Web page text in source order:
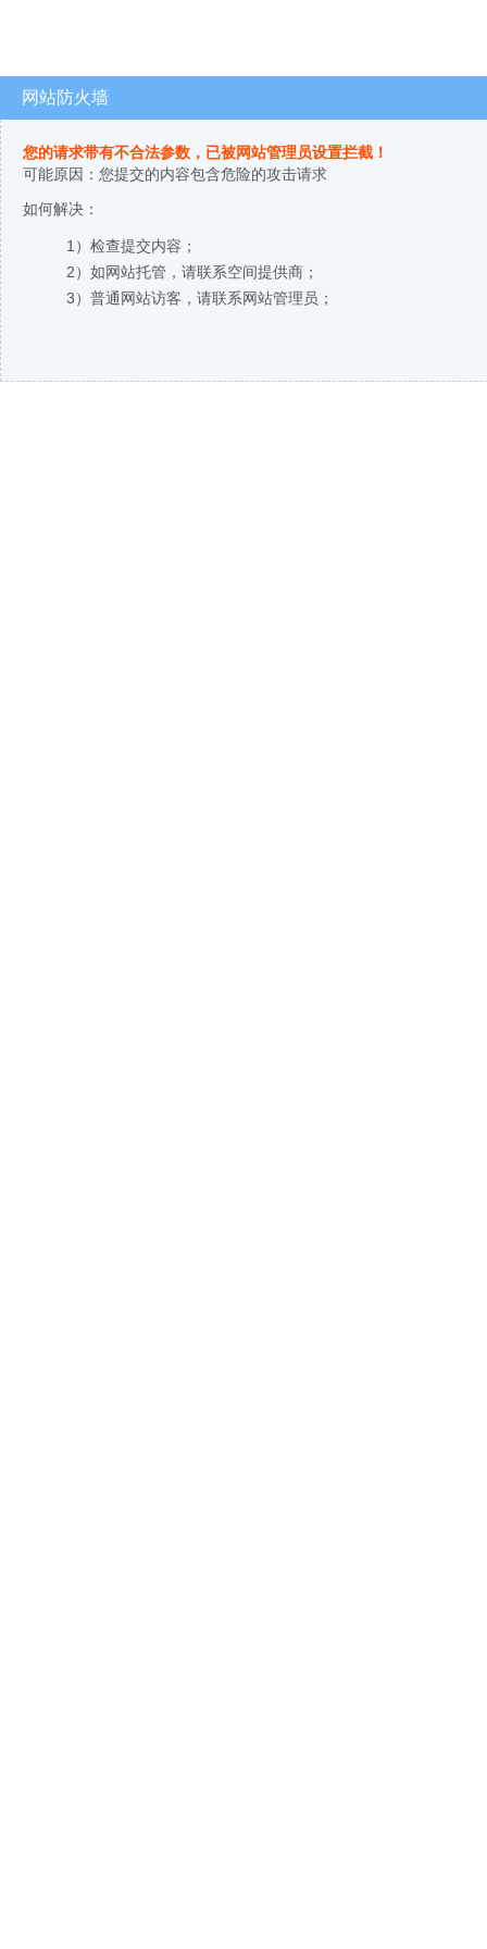
网站防火墙
您的请求带有不合法参数，已被网站管理员设置拦截！
可能原因：您提交的内容包含危险的攻击请求
如何解决：
1）检查提交内容；
2）如网站托管，请联系空间提供商；
3）普通网站访客，请联系网站管理员；